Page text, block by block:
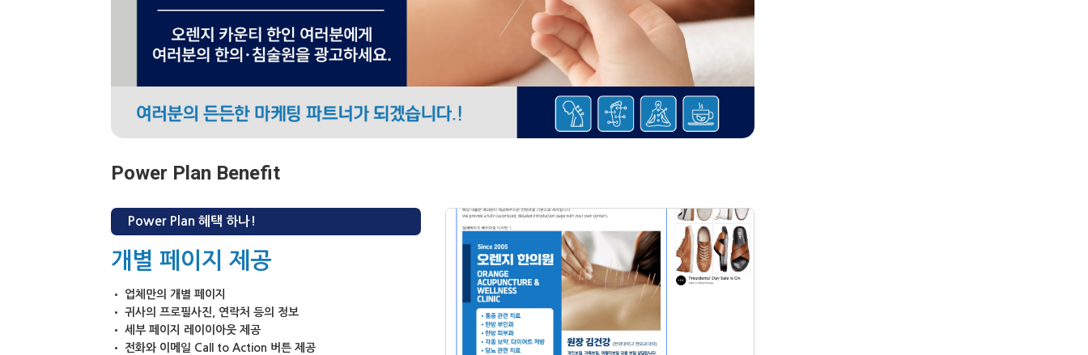
Power Plan Benefit
Power Plan 혜택 하나!
개별 페이지 제공
• 업체만의 개별 페이지
• 귀사의 프로필사진, 연락처 등의 정보
• 세부 페이지 레이이아웃 제공
• 전화와 이메일 Call to Action 버튼 제공